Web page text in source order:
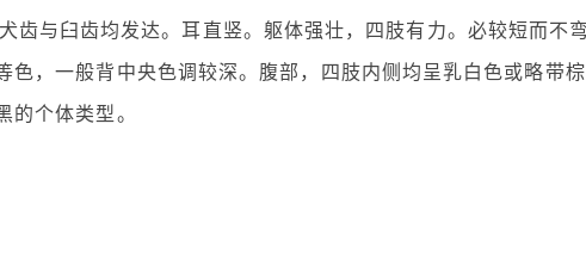
与臼齿均发达。耳直竖。躯体强壮，四肢有力。必较短而不弯
色，一般背中央色调较深。腹部，四肢内侧均呈乳白色或略带棕
的个体类型。